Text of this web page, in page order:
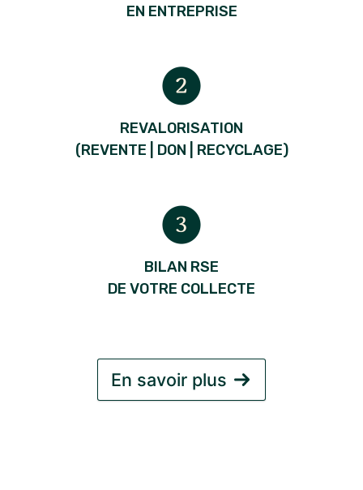
EN ENTREPRISE
REVALORISATION
(REVENTE | DON | RECYCLAGE)
BILAN RSE
DE VOTRE COLLECTE
En savoir plus